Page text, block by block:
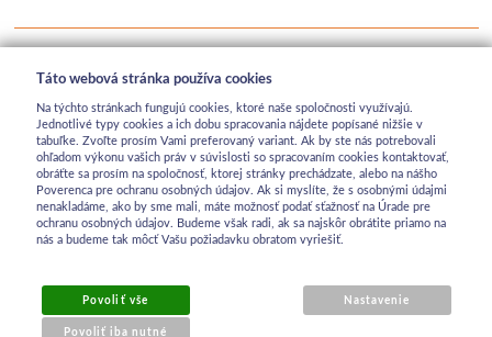
Táto webová stránka používa cookies
Na týchto stránkach fungujú cookies, ktoré naše spoločnosti využívajú.
Jednotlivé typy cookies a ich dobu spracovania nájdete popísané nižšie v
tabuľke. Zvoľte prosím Vami preferovaný variant. Ak by ste nás potrebovali
ohľadom výkonu vašich práv v súvislosti so spracovaním cookies kontaktovať,
obráťte sa prosím na spoločnosť, ktorej stránky prechádzate, alebo na nášho
Poverenca pre ochranu osobných údajov. Ak si myslíte, že s osobnými údajmi
nenakladáme, ako by sme mali, máte možnosť podať sťažnosť na Úrade pre
ochranu osobných údajov. Budeme však radi, ak sa najskôr obrátite priamo na
nás a budeme tak môcť Vašu požiadavku obratom vyriešiť.
Povoliť vše
Povoliť iba nutné
Nastavenie